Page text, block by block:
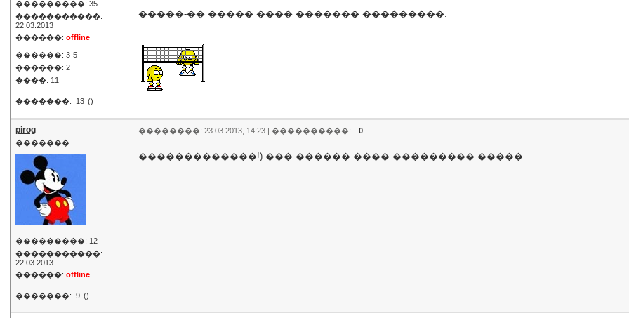
���������: 35
�����������:
22.03.2013
������: offline
������: 3-5
������: 2
����: 11
�������: 13 ()
�����-�� ����� ���� ������� ���������.
pirog
�������
���������: 12
�����������:
22.03.2013
������: offline
�������: 9 ()
��������: 23.03.2013, 14:23 | ����������: 0
�������������!) ��� ������ ���� ��������� �����.